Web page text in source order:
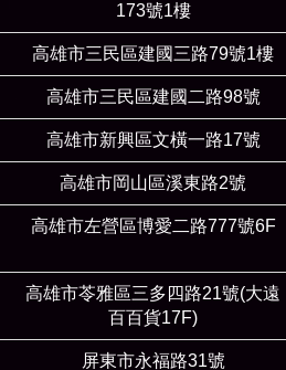
173號1樓
高雄市三民區建國三路79號1樓
高雄市三民區建國二路98號
高雄市新興區文橫一路17號
高雄市岡山區溪東路2號
高雄市左營區博愛二路777號6F
高雄市苓雅區三多四路21號(大遠
百百貨17F)
屏東市永福路31號